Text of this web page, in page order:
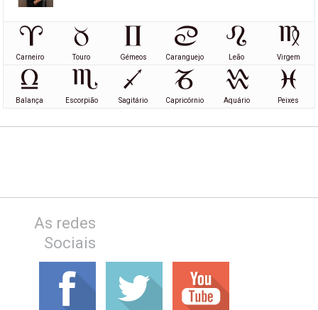
Carneiro Touro Gémeos Caranguejo Leão Virgem
Balança Escorpião Sagitário Capricórnio Aquário Peixes
As redes
Sociais